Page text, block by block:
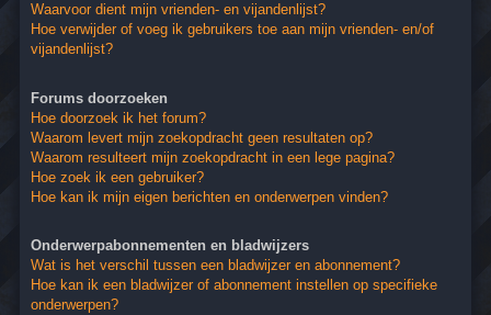
Waarvoor dient mijn vrienden- en vijandenlijst?
Hoe verwijder of voeg ik gebruikers toe aan mijn vrienden- en/of
vijandenlijst?
Forums doorzoeken
Hoe doorzoek ik het forum?
Waarom levert mijn zoekopdracht geen resultaten op?
Waarom resulteert mijn zoekopdracht in een lege pagina?
Hoe zoek ik een gebruiker?
Hoe kan ik mijn eigen berichten en onderwerpen vinden?
Onderwerpabonnementen en bladwijzers
Wat is het verschil tussen een bladwijzer en abonnement?
Hoe kan ik een bladwijzer of abonnement instellen op specifieke
onderwerpen?